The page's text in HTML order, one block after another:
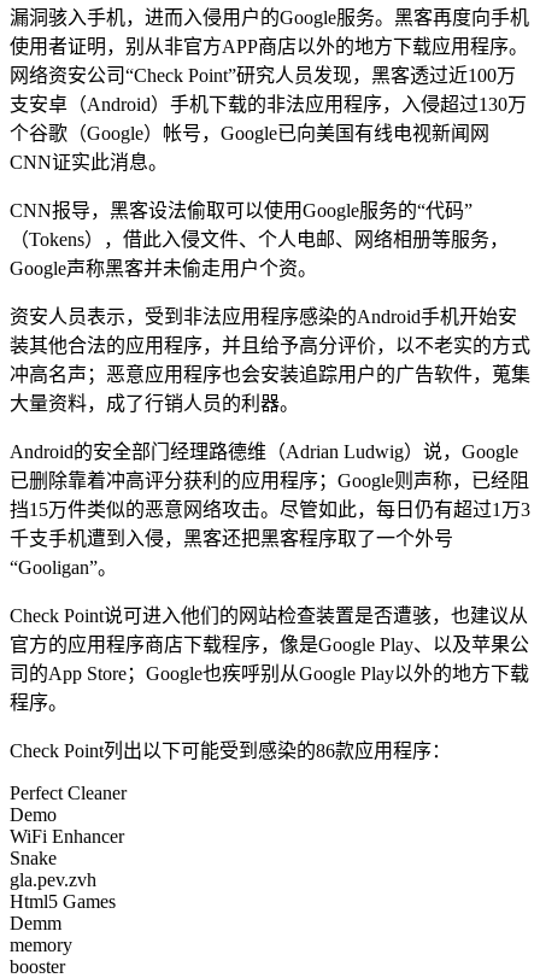
漏洞骇入手机，进而入侵用户的Google服务。黑客再度向手机
使用者证明，别从非官方APP商店以外的地方下载应用程序。
网络资安公司“Check Point”研究人员发现，黑客透过近100万
支安卓（Android）手机下载的非法应用程序，入侵超过130万
个谷歌（Google）帐号，Google已向美国有线电视新闻网
CNN证实此消息。
CNN报导，黑客设法偷取可以使用Google服务的“代码”
（Tokens），借此入侵文件、个人电邮、网络相册等服务，
Google声称黑客并未偷走用户个资。
资安人员表示，受到非法应用程序感染的Android手机开始安
装其他合法的应用程序，并且给予高分评价，以不老实的方式
冲高名声；恶意应用程序也会安装追踪用户的广告软件，蒐集
大量资料，成了行销人员的利器。
Android的安全部门经理路德维（Adrian Ludwig）说，Google
已删除靠着冲高评分获利的应用程序；Google则声称，已经阻
挡15万件类似的恶意网络攻击。尽管如此，每日仍有超过1万3
千支手机遭到入侵，黑客还把黑客程序取了一个外号
“Gooligan”。
Check Point说可进入他们的网站检查装置是否遭骇，也建议从
官方的应用程序商店下载程序，像是Google Play、以及苹果公
司的App Store；Google也疾呼别从Google Play以外的地方下载
程序。
Check Point列出以下可能受到感染的86款应用程序：
Perfect Cleaner
Demo
WiFi Enhancer
Snake
gla.pev.zvh
Html5 Games
Demm
memory
booster